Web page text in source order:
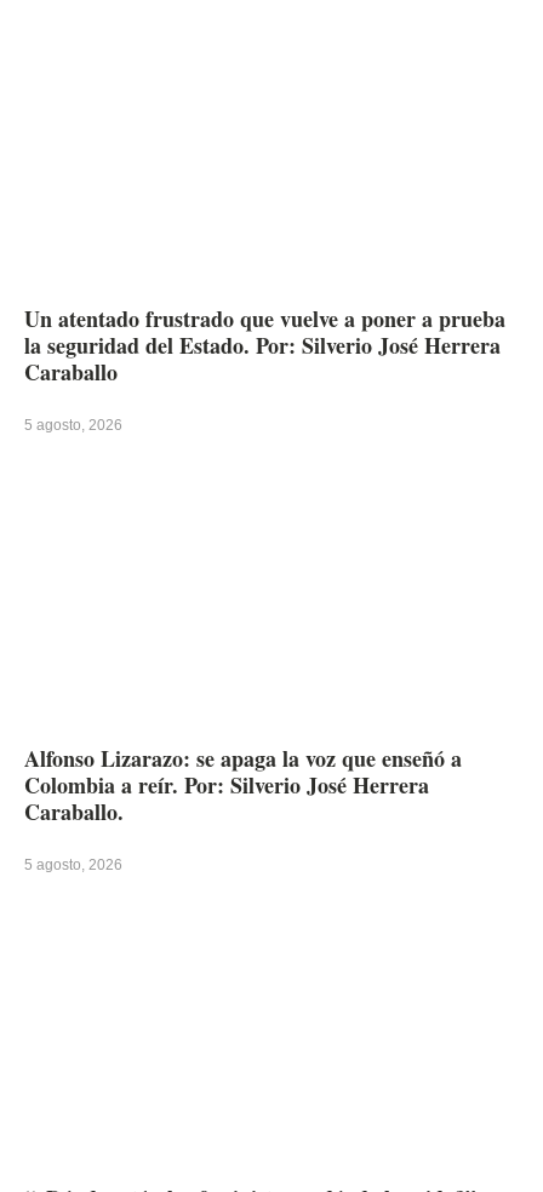
Un atentado frustrado que vuelve a poner a prueba
la seguridad del Estado. Por: Silverio José Herrera
Caraballo
5 agosto, 2026
Alfonso Lizarazo: se apaga la voz que enseñó a
Colombia a reír. Por: Silverio José Herrera
Caraballo.
5 agosto, 2026